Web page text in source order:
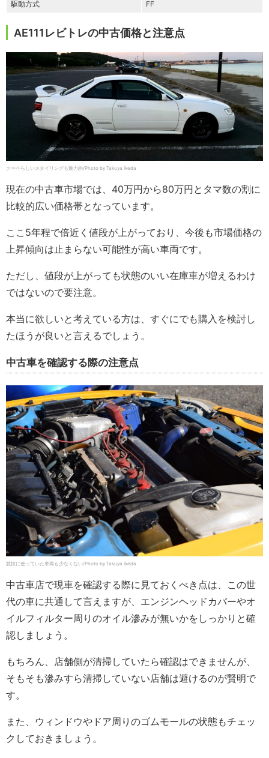
駆動方式 FF
AE111レビトレの中古価格と注意点
クーペらしいスタイリングも魅力的/Photo by Takuya Ikeda
現在の中古車市場では、40万円から80万円とタマ数の割に
比較的広い価格帯となっています。
ここ5年程で倍近く値段が上がっており、今後も市場価格の
上昇傾向は止まらない可能性が高い車両です。
ただし、値段が上がっても状態のいい在庫車が増えるわけ
ではないので要注意。
本当に欲しいと考えている方は、すぐにでも購入を検討し
たほうが良いと言えるでしょう。
中古車を確認する際の注意点
競技に使っていた車両も少なくない/Photo by Takuya Ikeda
中古車店で現車を確認する際に見ておくべき点は、この世
代の車に共通して言えますが、エンジンヘッドカバーやオ
イルフィルター周りのオイル滲みが無いかをしっかりと確
認しましょう。
もちろん、店舗側が清掃していたら確認はできませんが、
そもそも滲みすら清掃していない店舗は避けるのが賢明で
す。
また、ウィンドウやドア周りのゴムモールの状態もチェッ
クしておきましょう。